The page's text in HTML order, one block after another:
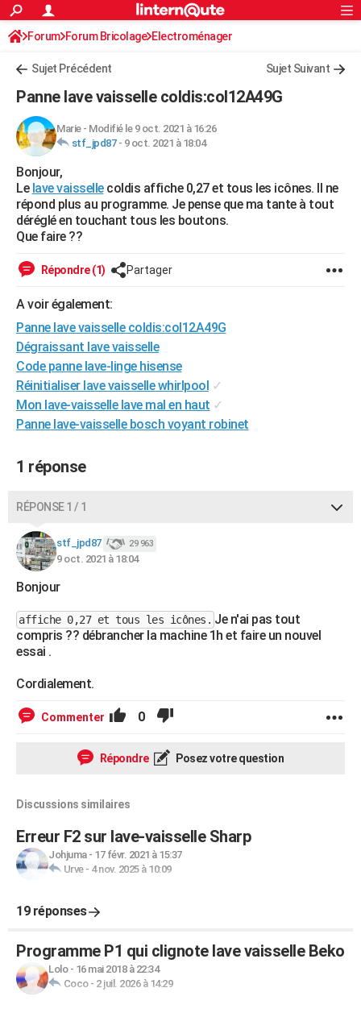
ACTUALITÉS
Politique
Société
Faits Divers
Education
Monde
Villes
+
FINANCE
Retraite
Impôts
Epargne
Immobilier
Risques naturels par ville
Banque
Assurance
Crédit
AUTO
Essais
Réserver un essai
Citadines
Berlines
SUV
Forum auto
+HIGH-TECH
Mobiles
Meilleur smartphone
Internet
Ordinateurs
Jeux vidéo
Guide high-tech
+BRICOLAGE
Forum
Aménagement intérieur
Extérieur
Cuisine
Salle de bains
Jardinage
Rangement
Guides de France
Escapades
Patrimoine
Expositions
Musées
Week-end nature
Art de vivre
Bien-être
Loisirs
Mode
Modes de vie
Alimentation
Guide de la santé
Maladies
Médicaments
Sommeil
VOYAGE
Destinations
City break
Voyage nature
Voyage de noces
PHOTO
GUIDES D'ACHAT
CARTE DE VOEUX
Carte de Noël
Carte Bonne année
Carte Saint-Valentin
Carte Pâques
Carte d'anniversaire
DICTIONNAIRE
Dictionnaire
Biographies
Citations
Expressions
Proverbes
PROGRAMME TV
AVIS DE DÉCÈS
FORUM
S'inscrire
Connexion
Forum Forum Bricolage Electroménager
Sujet Précédent Sujet Suivant
Panne lave vaisselle coldis:col12A49G
Marie- Modifié le 9 oct. 2021 à 16:26
stf_jpd87- 9 oct. 2021 à 18:04
Bonjour,
Le lave vaissellecoldis affiche 0,27 et tous les icônes. Il ne
répond plus au programme. Je pense que ma tante à tout
déréglé en touchant tous les boutons.
Que faire ??
Répondre (1) Partager
A voir également:
Panne lave vaisselle coldis:col12A49G
Dégraissant lave vaisselle
Code panne lave-linge hisense
Réinitialiser lave vaisselle whirlpool ✓
Mon lave-vaisselle lave mal en haut ✓
Panne lave-vaisselle bosch voyant robinet
1 réponse
RÉPONSE 1 / 1
stf_jpd87 29 963
9 oct. 2021 à 18:04
Bonjour
affiche 0,27 et tous les icônes. Je n'ai pas tout
compris ?? débrancher la machine 1h et faire un nouvel
essai .
Cordialement.
Commenter 0
Répondre Posez votre question
Discussions similaires
Erreur F2 sur lave-vaisselle Sharp
Johjuma- 17 févr. 2021 à 15:37
Urve- 4 nov. 2025 à 10:09
19 réponses
Programme P1 qui clignote lave vaisselle Beko
Lolo- 16 mai 2018 à 22:34
Coco- 2 juil. 2026 à 14:29